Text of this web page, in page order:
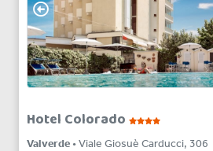
Hotel Colorado
Valverde • Viale Giosuè Carducci, 306